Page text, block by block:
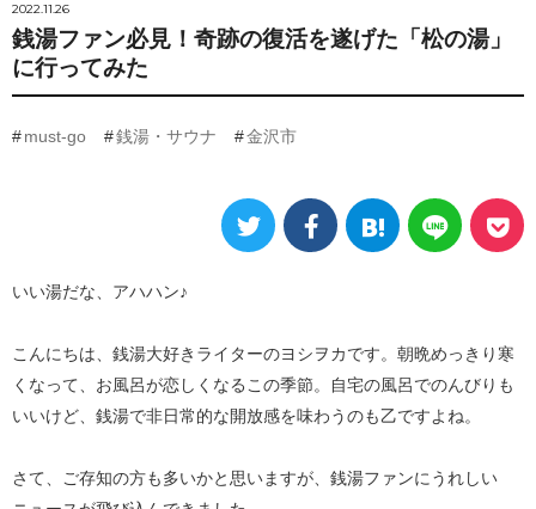
2022.11.26
銭湯ファン必見！奇跡の復活を遂げた「松の湯」
に行ってみた
must-go 銭湯・サウナ 金沢市
いい湯だな、アハハン♪
こんにちは、銭湯大好きライターのヨシヲカです。朝晩めっきり寒
くなって、お風呂が恋しくなるこの季節。自宅の風呂でのんびりも
いいけど、銭湯で非日常的な開放感を味わうのも乙ですよね。
さて、ご存知の方も多いかと思いますが、銭湯ファンにうれしい